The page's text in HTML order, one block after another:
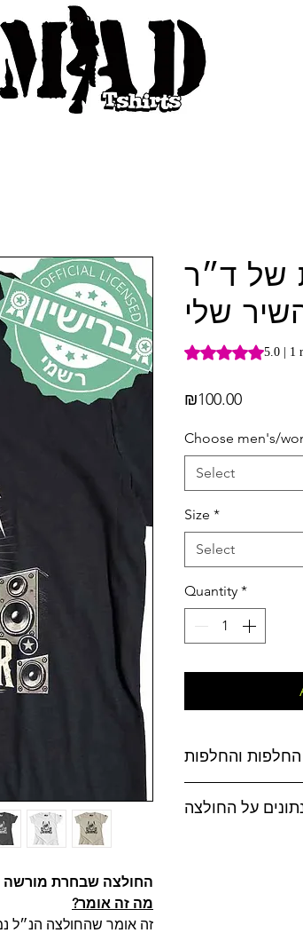
החולצה שבחרת מורשה
מה זה אומר?
זה אומר שהחולצה הנ״ל
של ד״ר
שלי
Rating is 5.0 out of
5.0 | 1
₪100.00Price
Choose men's/
Select
Size *
Select
Quantity *
והחלפות
על החולצה